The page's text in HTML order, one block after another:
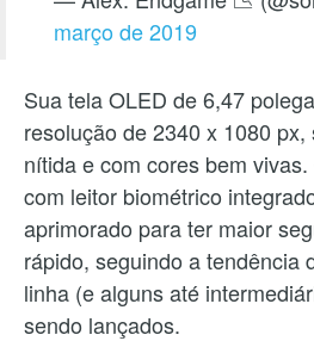
março de 2019
Sua tela OLED de 6,47
resolução de 2340 x 1080
nítida e com cores bem
com leitor biométrico
aprimorado para ter maior
rápido, seguindo a tendência
linha (e alguns até
sendo lançados.